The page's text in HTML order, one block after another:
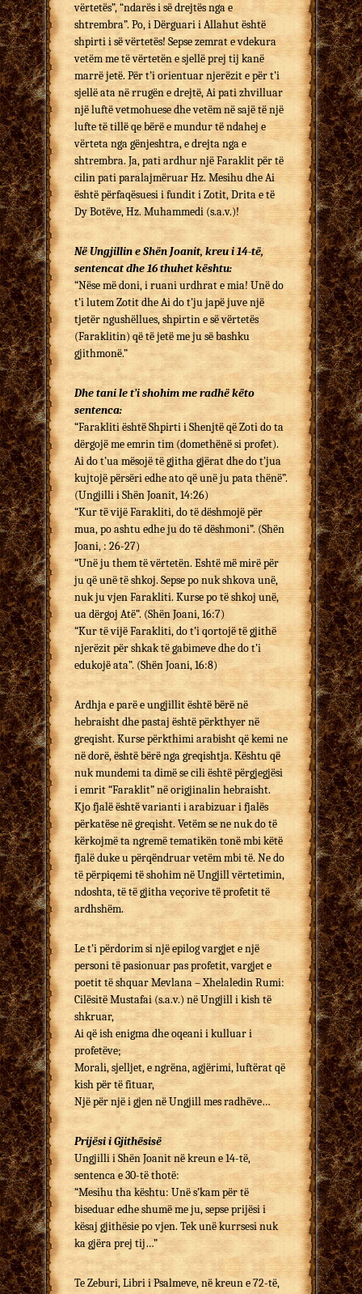
vërtetës”, “ndarës i së drejtës nga e
shtrembra”. Po, i Dërguari i Allahut është
shpirti i së vërtetës! Sepse zemrat e vdekura
vetëm me të vërtetën e sjellë prej tij kanë
marrë jetë. Për t’i orientuar njerëzit e për t’i
sjellë ata në rrugën e drejtë, Ai pati zhvilluar
një luftë vetmohuese dhe vetëm në sajë të një
lufte të tillë qe bërë e mundur të ndahej e
vërteta nga gënjeshtra, e drejta nga e
shtrembra. Ja, pati ardhur një Faraklit për të
cilin pati paralajmëruar Hz. Mesihu dhe Ai
është përfaqësuesi i fundit i Zotit, Drita e të
Dy Botëve, Hz. Muhammedi (s.a.v.)!
Në Ungjillin e Shën Joanit, kreu i 14-të,
sentencat dhe 16 thuhet kështu:
“Nëse më doni, i ruani urdhrat e mia! Unë do
t’i lutem Zotit dhe Ai do t’ju japë juve një
tjetër ngushëllues, shpirtin e së vërtetës
(Faraklitin) që të jetë me ju së bashku
gjithmonë.”
Dhe tani le t’i shohim me radhë këto
sentenca:
“Farakliti është Shpirti i Shenjtë që Zoti do ta
dërgojë me emrin tim (domethënë si profet).
Ai do t’ua mësojë të gjitha gjërat dhe do t’jua
kujtojë përsëri edhe ato që unë ju pata thënë”.
(Ungjilli i Shën Joanit, 14:26)
“Kur të vijë Farakliti, do të dëshmojë për
mua, po ashtu edhe ju do të dëshmoni”. (Shën
Joani, : 26-27)
“Unë ju them të vërtetën. Eshtë më mirë për
ju që unë të shkoj. Sepse po nuk shkova unë,
nuk ju vjen Farakliti. Kurse po të shkoj unë,
ua dërgoj Atë”. (Shën Joani, 16:7)
“Kur të vijë Farakliti, do t’i qortojë të gjithë
njerëzit për shkak të gabimeve dhe do t’i
edukojë ata”. (Shën Joani, 16:8)
Ardhja e parë e ungjillit është bërë në
hebraisht dhe pastaj është përkthyer në
greqisht. Kurse përkthimi arabisht që kemi ne
në dorë, është bërë nga greqishtja. Kështu që
nuk mundemi ta dimë se cili është përgjegjësi
i emrit “Faraklit” në origjinalin hebraisht.
Kjo fjalë është varianti i arabizuar i fjalës
përkatëse në greqisht. Vetëm se ne nuk do të
kërkojmë ta ngremë tematikën tonë mbi këtë
fjalë duke u përqëndruar vetëm mbi të. Ne do
të përpiqemi të shohim në Ungjill vërtetimin,
ndoshta, të të gjitha veçorive të profetit të
ardhshëm.
Le t’i përdorim si një epilog vargjet e një
personi të pasionuar pas profetit, vargjet e
poetit të shquar Mevlana – Xhelaledin Rumi:
Cilësitë Mustafai (s.a.v.) në Ungjill i kish të
shkruar,
Ai që ish enigma dhe oqeani i kulluar i
profetëve;
Morali, sjelljet, e ngrëna, agjërimi, luftërat që
kish për të fituar,
Një për një i gjen në Ungjill mes radhëve…
Prijësi i Gjithësisë
Ungjilli i Shën Joanit në kreun e 14-të,
sentenca e 30-të thotë:
“Mesihu tha kështu: Unë s’kam për të
biseduar edhe shumë me ju, sepse prijësi i
kësaj gjithësie po vjen. Tek unë kurrsesi nuk
ka gjëra prej tij…”
Te Zeburi, Libri i Psalmeve, në kreun e 72-të,